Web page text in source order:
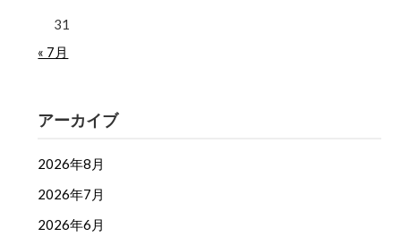
31
« 7月
アーカイブ
2026年8月
2026年7月
2026年6月